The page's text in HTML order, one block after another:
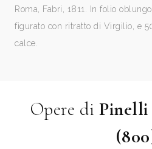
Roma, Fabri, 1811. In folio
figurato con ritratto di Virgilio, e
calce.
Opere diPinelli